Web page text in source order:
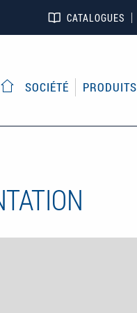
CATALOGUES
SOCIÉTÉ PRODUITS